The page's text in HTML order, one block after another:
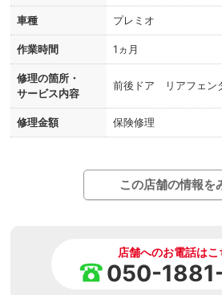
車種 プレミオ
作業時間 1ヵ月
修理の箇所・
サービス内容
前後ドア リアフェン
修理金額 保険修理
この店舗の情報を
店舗へのお電話はこ
050-